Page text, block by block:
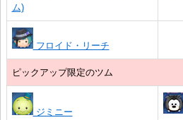
ム)
フロイド・リーチ
ピックアップ限定のツム
ジミニー